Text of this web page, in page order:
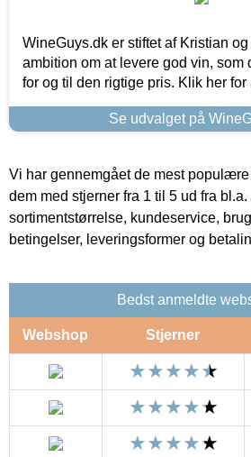
WineGuys.dk er stiftet af Kristian
ambition om at levere god vin, som
for og til den rigtige pris. Klik her
Se udvalget på
Vi har gennemgået de mest
dem med stjerner fra 1 til 5 ud fra
sortimentstørrelse, kundeservice,
betingelser, leveringsformer og
Bedst anmeldte
Webshop Stjerner